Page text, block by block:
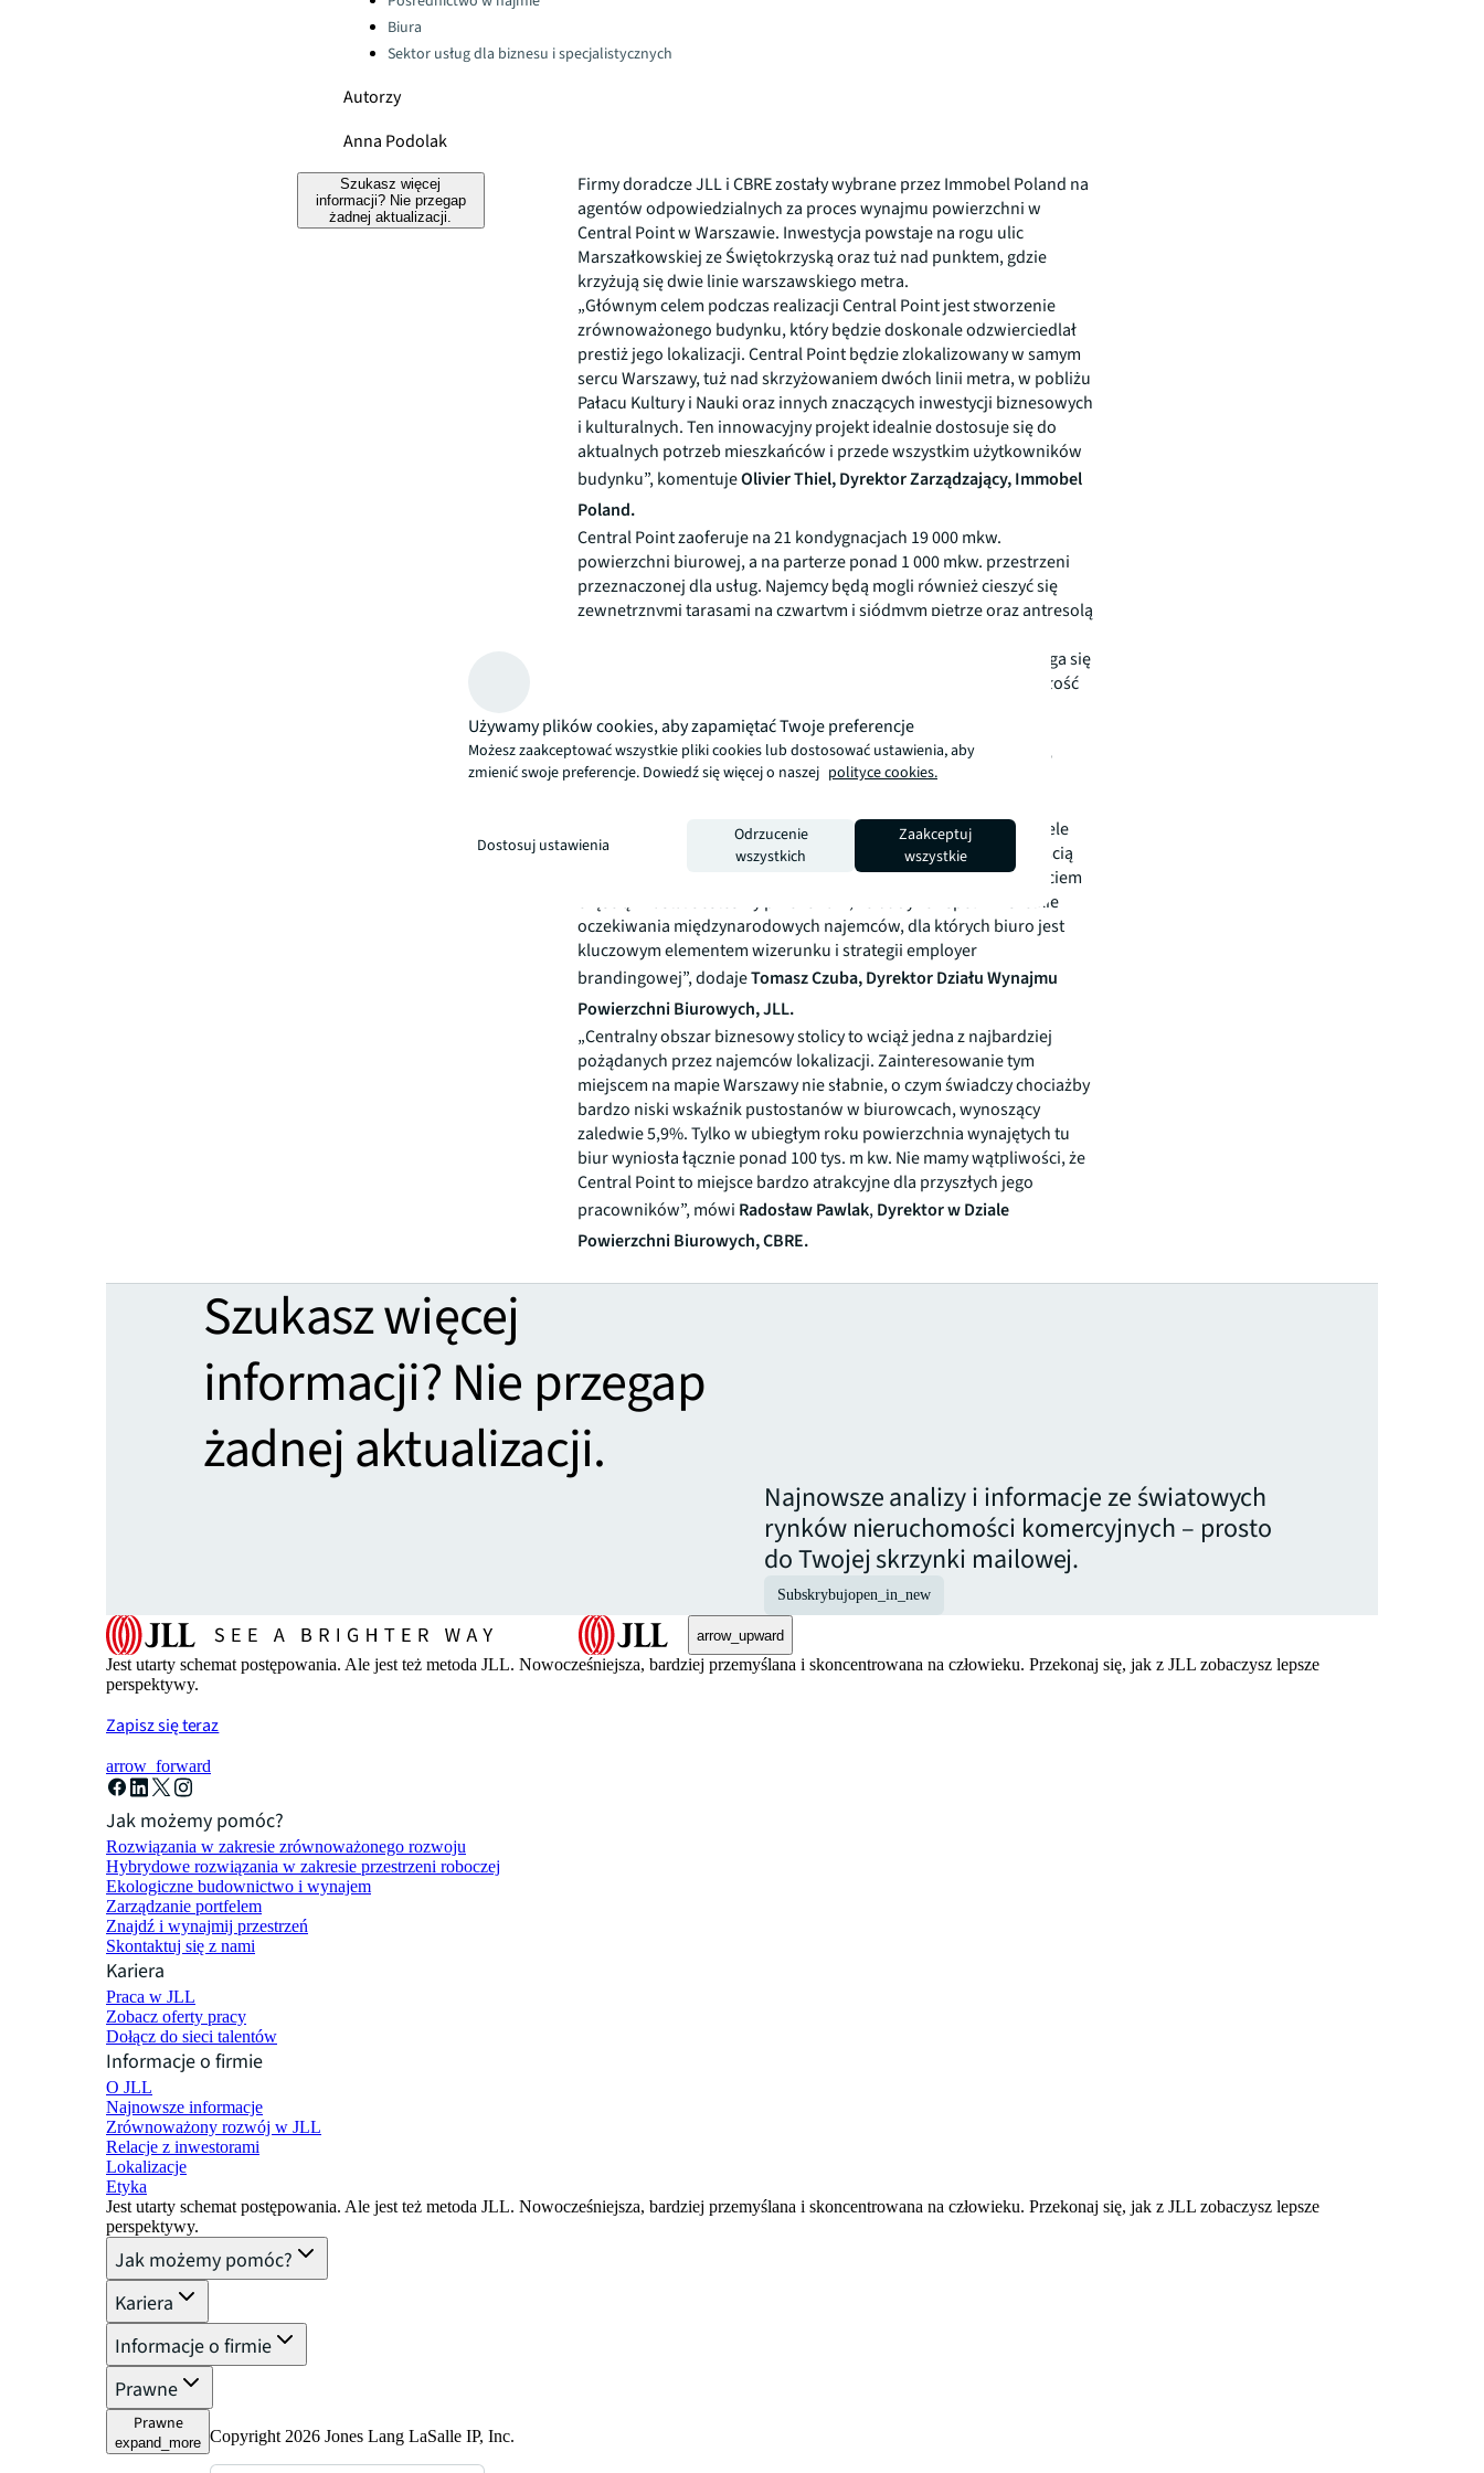
Biura
Sektor usług dla biznesu i specjalistycznych
Autorzy
Anna Podolak
Szukasz więcej
informacji? Nie przegap
żadnej aktualizacji.
Firmy doradcze JLL i CBRE zostały wybrane przez Immobel Poland na
agentów odpowiedzialnych za proces wynajmu powierzchni w
Central Point w Warszawie. Inwestycja powstaje na rogu ulic
Marszałkowskiej ze Świętokrzyską oraz tuż nad punktem, gdzie
krzyżują się dwie linie warszawskiego metra.
„Głównym celem podczas realizacji Central Point jest stworzenie
zrównoważonego budynku, który będzie doskonale odzwierciedlał
prestiż jego lokalizacji. Central Point będzie zlokalizowany w samym
sercu Warszawy, tuż nad skrzyżowaniem dwóch linii metra, w pobliżu
Pałacu Kultury i Nauki oraz innych znaczących inwestycji biznesowych
i kulturalnych. Ten innowacyjny projekt idealnie dostosuje się do
aktualnych potrzeb mieszkańców i przede wszystkim użytkowników
budynku”, komentujeOlivier Thiel, Dyrektor Zarządzający, Immobel
Poland.
Central Point zaoferuje na 21 kondygnacjach 19 000 mkw.
powierzchni biurowej, a na parterze ponad 1 000 mkw. przestrzeni
przeznaczonej dla usług. Najemcy będą mogli również cieszyć się
zewnętrznymi tarasami na czwartym i siódmym piętrze oraz antresolą
rozpościerać się widoki na panoramę miasta. Central Point ubiega się
o certyfikat BREEAM na poziomie „Excellent”, co potwierdza dbałość
budownictwa. Budynek został zaprojektowany przez Biuro
Projektowe Kazimierski i Ryba oraz Arquitectonica. Zakończenie
budowy przewidywane jest na II kwartał 2021 roku.
Świętokrzyska, tym samym oferując użytkownikom budynku wiele
możliwości przemieszczania się. Lokalizacja w połączeniu z częścią
usługową pozwolą stworzyć projekt, który stanie się tętniącą życiem
częścią miasta. Jesteśmy przekonani, że budynek spełni wszelkie
oczekiwania międzynarodowych najemców, dla których biuro jest
kluczowym elementem wizerunku i strategii employer
brandingowej”, dodajeTomasz Czuba, Dyrektor Działu Wynajmu
Powierzchni Biurowych, JLL.
„Centralny obszar biznesowy stolicy to wciąż jedna z najbardziej
pożądanych przez najemców lokalizacji. Zainteresowanie tym
miejscem na mapie Warszawy nie słabnie, o czym świadczy chociażby
bardzo niski wskaźnik pustostanów w biurowcach, wynoszący
zaledwie 5,9%. Tylko w ubiegłym roku powierzchnia wynajętych tu
biur wyniosła łącznie ponad 100 tys. m kw. Nie mamy wątpliwości, że
Central Point to miejsce bardzo atrakcyjne dla przyszłych jego
pracowników”, mówi Radosław Pawlak,Dyrektor w Dziale
Powierzchni Biurowych, CBRE.
Szukasz więcej
informacji? Nie przegap
żadnej aktualizacji.
Najnowsze analizy i informacje ze światowych
rynków nieruchomości komercyjnych – prosto
do Twojej skrzynki mailowej.
Subskrybujopen_in_new
arrow_upward
Jest utarty schemat postępowania. Ale jest też metoda JLL. Nowocześniejsza, bardziej przemyślana i skoncentrowana na człowieku. Przekonaj się, jak z JLL zobaczysz lepsze
perspektywy.
Zapisz się teraz
arrow_forward
Jak możemy pomóc?
Rozwiązania w zakresie zrównoważonego rozwoju
Hybrydowe rozwiązania w zakresie przestrzeni roboczej
Ekologiczne budownictwo i wynajem
Zarządzanie portfelem
Znajdź i wynajmij przestrzeń
Skontaktuj się z nami
Kariera
Praca w JLL
Zobacz oferty pracy
Dołącz do sieci talentów
Informacje o firmie
O JLL
Najnowsze informacje
Zrównoważony rozwój w JLL
Relacje z inwestorami
Lokalizacje
Etyka
Jest utarty schemat postępowania. Ale jest też metoda JLL. Nowocześniejsza, bardziej przemyślana i skoncentrowana na człowieku. Przekonaj się, jak z JLL zobaczysz lepsze
perspektywy.
Jak możemy pomóc?
Kariera
Informacje o firmie
Prawne
Prawne
expand_more Copyright 2026 Jones Lang LaSalle IP, Inc.
Używamy plików cookies, aby zapamiętać Twoje preferencje
Możesz zaakceptować wszystkie pliki cookies lub dostosować ustawienia, aby
zmienić swoje preferencje. Dowiedź się więcej o naszej polityce cookies.
Dostosuj ustawienia
Odrzucenie
wszystkich
Zaakceptuj
wszystkie